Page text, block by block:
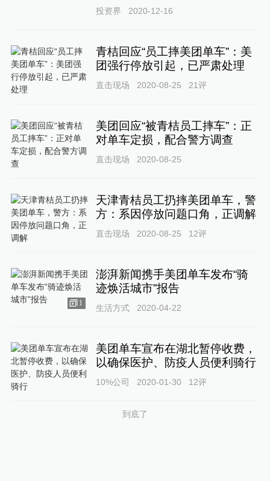
投资界 2020-12-16
青桔回应“员工摔美团单车”：美
团强行停放引起，已严肃处理
直击现场 2020-08-25 21评
美团回应“被青桔员工摔车”：正
对单车定损，配合警方调查
直击现场 2020-08-25
天津青桔员工扔摔美团单车，警
方：系因停放问题口角，正调解
直击现场 2020-08-25 12评
1
澎湃新闻携手美团单车发布“骑
迹焕活城市”报告
生活方式 2020-04-22
美团单车宣布在湖北暂停收费，
以确保医护、防疫人员便利骑行
10%公司 2020-01-30 12评
到底了